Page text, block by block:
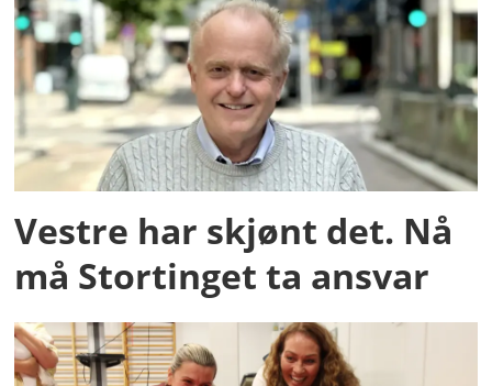
Vestre har skjønt det. Nå
må Stortinget ta ansvar